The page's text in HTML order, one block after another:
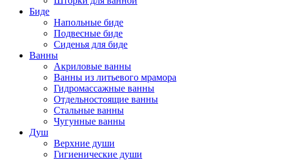
Биде
Напольные биде
Подвесные биде
Сиденья для биде
Ванны
Акриловые ванны
Ванны из литьевого мрамора
Гидромассажные ванны
Отдельностоящие ванны
Стальные ванны
Чугунные ванны
Душ
Верхние души
Гигиенические души